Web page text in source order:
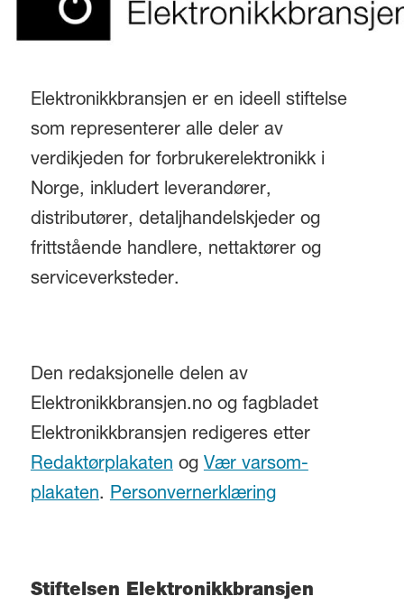
Elektronikkbransjen er en ideell stiftelse
som representerer alle deler av
verdikjeden for forbrukerelektronikk i
Norge, inkludert leverandører,
distributører, detaljhandelskjeder og
frittstående handlere, nettaktører og
serviceverksteder.
Den redaksjonelle delen av
Elektronikkbransjen.no og fagbladet
Elektronikkbransjen redigeres etter
Redaktørplakatenog Vær varsom-
plakaten. Personvernerklæring
Stiftelsen Elektronikkbransjen